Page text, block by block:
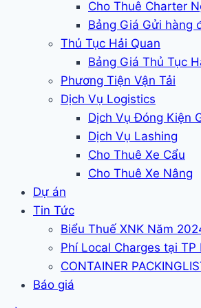
Cho Thuê Charter
Bảng Giá Gửi hàng
Thủ Tục Hải Quan
Bảng Giá Thủ Tục
Phương Tiện Vận Tải
Dịch Vụ Logistics
Dịch Vụ Đóng Kiện
Dịch Vụ Lashing
Cho Thuê Xe Cẩu
Cho Thuê Xe Nâng
Dự án
Tin Tức
Biểu Thuế XNK Năm
Phí Local Charges tại TP
CONTAINER
Báo giá